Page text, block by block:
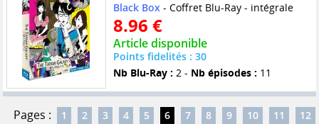
Black Box- Coffret Blu-Ray - intégrale
8.96 €
Article disponible
Points fidelités : 30
Nb Blu-Ray : 2 - Nb épisodes : 11
Pages : 1 2 3 4 5 6 7 8 9 10 11
12